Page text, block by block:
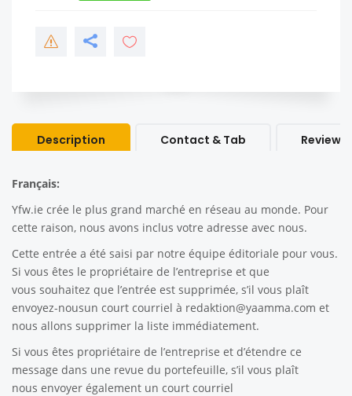
Description Contact & Tab Review
Français:
Yfw.ie crée le plus grand marché en réseau au monde. Pour
cette raison, nous avons inclus votre adresse avec nous.
Cette entrée a été saisi par notre équipe éditoriale pour vous.
Si vous êtes le propriétaire de l’entreprise et que
vous souhaitez que l’entrée est supprimée, s’il vous plaît
envoyez-nousun court courriel à redaktion@yaamma.com et
nous allons supprimer la liste immédiatement.
Si vous êtes propriétaire de l’entreprise et d’étendre ce
message dans une revue du portefeuille, s’il vous plaît
nous envoyer également un court courriel